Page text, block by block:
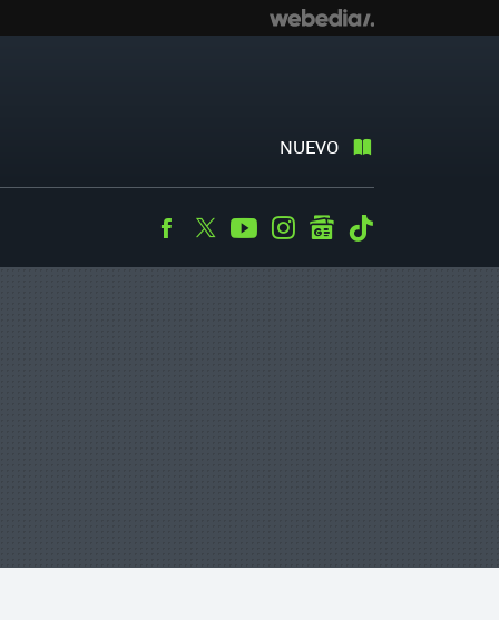
NUEVO
Facebook
TwitterYoutubeInstagramgooglenews